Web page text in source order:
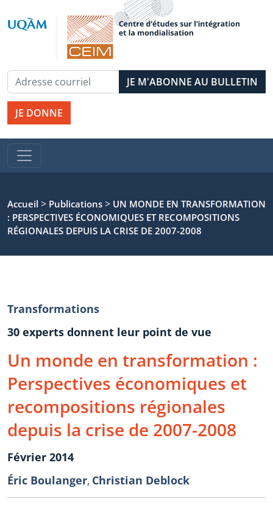
JE DONNE
Accueil > Publications > UN MONDE EN TRANSFORMATION
: PERSPECTIVES ÉCONOMIQUES ET RECOMPOSITIONS
RÉGIONALES DEPUIS LA CRISE DE 2007-2008
Transformations
30 experts donnent leur point de vue
Un monde en transformation :
Perspectives économiques et
recompositions régionales
depuis la crise de 2007-2008
Février 2014
Éric Boulanger, Christian Deblock